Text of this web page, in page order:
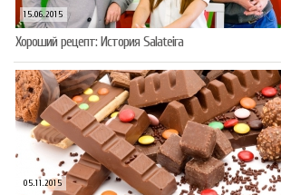
15.06.2015
Хороший рецепт: История Salateira
05.11.2015